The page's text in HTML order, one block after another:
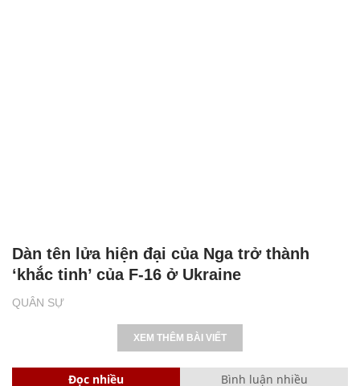
QUÂN SỰ
Dàn tên lửa hiện đại của Nga trở thành
‘khắc tinh’ của F-16 ở Ukraine
XEM THÊM BÀI VIẾT
Đọc nhiều Bình luận nhiều